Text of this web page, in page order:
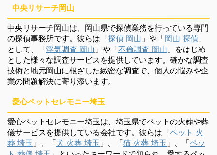
中央リサーチ岡山
中央リサーチ岡山は、岡山県で探偵業務を行っている専門
の探偵事務所です。彼らは「探偵 岡山 」や「岡山 探偵 」
として、「浮気調査 岡山 」や「不倫調査 岡山 」をはじめ
とした様々な調査サービスを提供しています。確かな調査
技術と地元岡山に根ざした緻密な調査で、個人の悩みや企
業の問題解決に寄り添います。
愛心ペットセレモニー埼玉
愛心ペットセレモニー埼玉は、埼玉県でペットの火葬や葬
儀サービスを提供している会社です。彼らは「ペット 火
葬 埼玉 」、「犬 火葬 埼玉 」、「猫 火葬 埼玉 」、「ペッ